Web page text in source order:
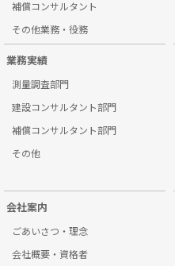
補償コンサルタント
その他業務・役務
業務実績
測量調査部門
建設コンサルタント部門
補償コンサルタント部門
その他
会社案内
ごあいさつ・理念
会社概要・資格者